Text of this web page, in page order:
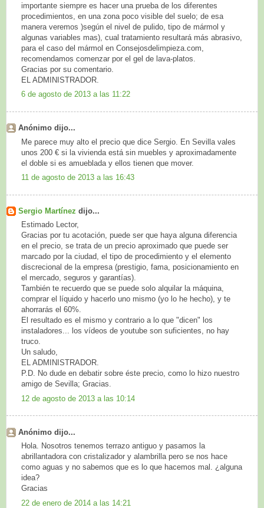
importante siempre es hacer una prueba de los diferentes
procedimientos, en una zona poco visible del suelo; de esa
manera veremos )según el nivel de pulido, tipo de mármol y
algunas variables mas), cual tratamiento resultará más abrasivo,
para el caso del mármol en Consejosdelimpieza.com,
recomendamos comenzar por el gel de lava-platos.
Gracias por su comentario.
EL ADMINISTRADOR.
6 de agosto de 2013 a las 11:22
Anónimo dijo...
Me parece muy alto el precio que dice Sergio. En Sevilla vales
unos 200 € si la vivienda está sin muebles y aproximadamente
el doble si es amueblada y ellos tienen que mover.
11 de agosto de 2013 a las 16:43
Sergio Martínez dijo...
Estimado Lector,
Gracias por tu acotación, puede ser que haya alguna diferencia
en el precio, se trata de un precio aproximado que puede ser
marcado por la ciudad, el tipo de procedimiento y el elemento
discrecional de la empresa (prestigio, fama, posicionamiento en
el mercado, seguros y garantías).
También te recuerdo que se puede solo alquilar la máquina,
comprar el líquido y hacerlo uno mismo (yo lo he hecho), y te
ahorrarás el 60%.
El resultado es el mismo y contrario a lo que "dicen" los
instaladores... los vídeos de youtube son suficientes, no hay
truco.
Un saludo,
EL ADMINISTRADOR.
P.D. No dude en debatir sobre éste precio, como lo hizo nuestro
amigo de Sevilla; Gracias.
12 de agosto de 2013 a las 10:14
Anónimo dijo...
Hola. Nosotros tenemos terrazo antiguo y pasamos la
abrillantadora con cristalizador y alambrilla pero se nos hace
como aguas y no sabemos que es lo que hacemos mal. ¿alguna
idea?
Gracias
22 de enero de 2014 a las 14:21